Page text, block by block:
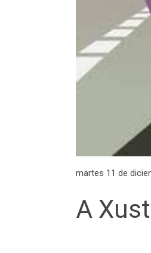
martes 11 de
A